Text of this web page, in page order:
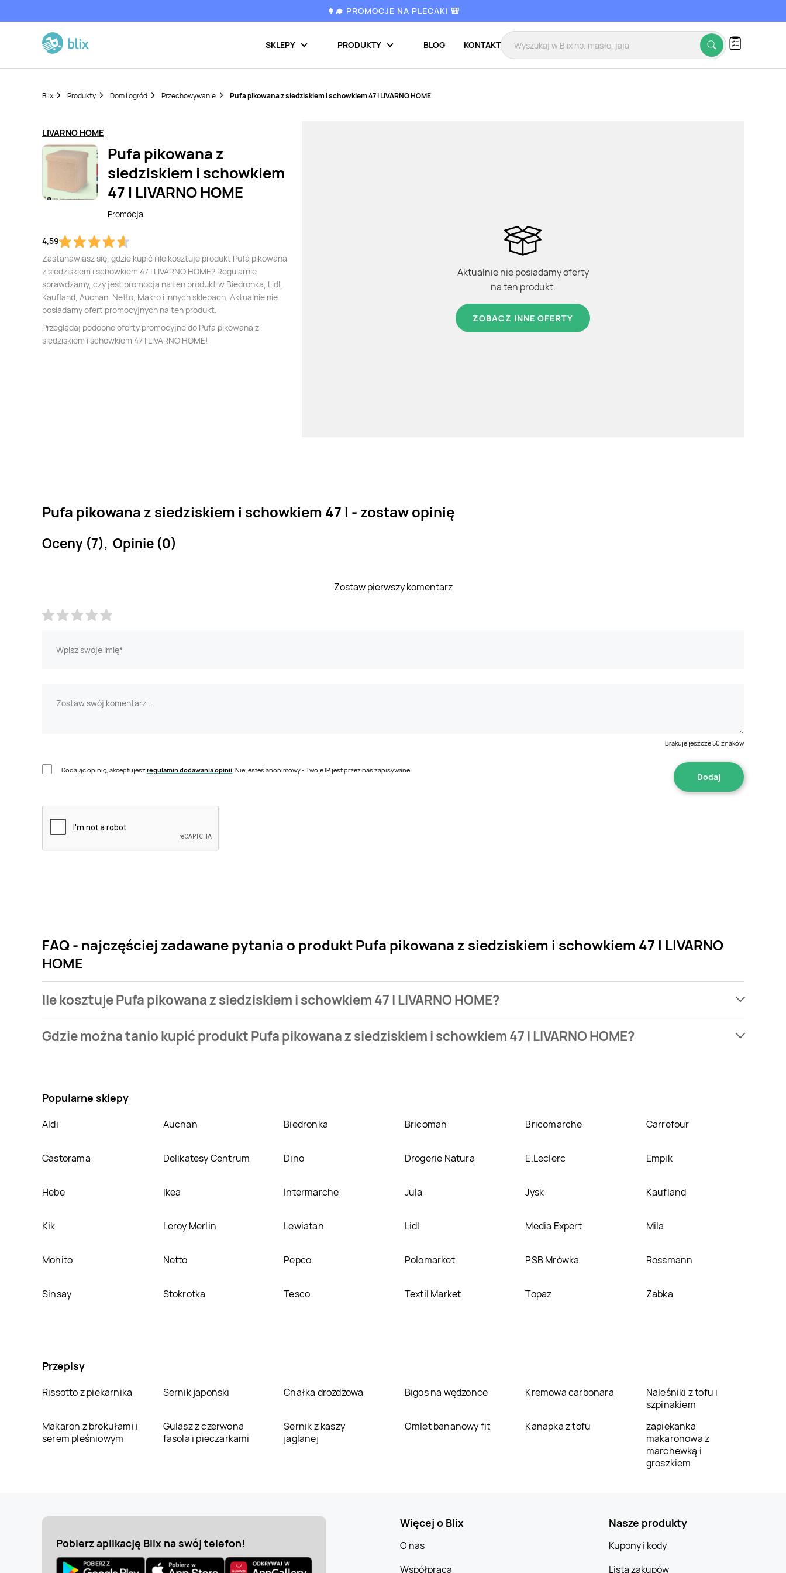
👩‍🎓 PROMOCJE NA PLECAKI 🎒
SKLEPY PRODUKTY BLOG KONTAKT
Blix Produkty Dom i ogród Przechowywanie Pufa pikowana z siedziskiem i schowkiem 47 l LIVARNO HOME
LIVARNO HOME
Pufa pikowana z
siedziskiem i schowkiem
47 l LIVARNO HOME
Promocja
4,59
Zastanawiasz się, gdzie kupić i ile kosztuje produkt Pufa pikowana
z siedziskiem i schowkiem 47 l LIVARNO HOME? Regularnie
sprawdzamy, czy jest promocja na ten produkt w Biedronka, Lidl,
Kaufland, Auchan, Netto, Makro i innych sklepach. Aktualnie nie
posiadamy ofert promocyjnych na ten produkt.
Przeglądaj podobne oferty promocyjne do Pufa pikowana z
siedziskiem i schowkiem 47 l LIVARNO HOME!
Aktualnie nie posiadamy oferty
na ten produkt.
ZOBACZ INNE OFERTY
Pufa pikowana z siedziskiem i schowkiem 47 l - zostaw opinię
Oceny (7), Opinie (0)
Zostaw pierwszy komentarz
Brakuje jeszcze50 znaków
Dodając opinię, akceptujeszregulamin dodawania opinii . Nie jesteś anonimowy - Twoje IP jest przez nas zapisywane.
FAQ - najczęściej zadawane pytania o produkt Pufa pikowana z siedziskiem i schowkiem 47 l LIVARNO
HOME
Ile kosztuje Pufa pikowana z siedziskiem i schowkiem 47 l LIVARNO HOME?
pikowana z siedziskiem i schowkiem 47 l LIVARNO HOME kosztuje od 34,99 zł do 39 zł.
Gdzie można tanio kupić produkt Pufa pikowana z siedziskiem i schowkiem 47 l LIVARNO HOME?
Popularne sklepy
Aldi Auchan Biedronka Bricoman Bricomarche Carrefour
Castorama Delikatesy Centrum Dino Drogerie Natura E.Leclerc Empik
Hebe Ikea Intermarche Jula Jysk Kaufland
Kik Leroy Merlin Lewiatan Lidl Media Expert Mila
Mohito Netto Pepco Polomarket PSB Mrówka Rossmann
Sinsay Stokrotka Tesco Textil Market Topaz Żabka
Przepisy
Rissotto z piekarnika Sernik japoński Chałka drożdżowa Bigos na wędzonce Kremowa carbonara
Naleśniki z tofu i
szpinakiem
Makaron z brokułami i
serem pleśniowym
Gulasz z czerwona
fasola i pieczarkami
Sernik z kaszy
jaglanej
Omlet bananowy fit Kanapka z tofu
zapiekanka
makaronowa z
marchewką i
groszkiem
Pobierz aplikację Blix na swój telefon!
Więcej o Blix
O nas
Współpraca
Nasze produkty
Kupony i kody
Lista zakupów